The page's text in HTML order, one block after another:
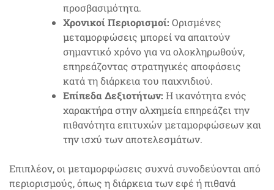
προσβασιμότητα.
Χρονικοί Περιορισμοί: Ορισμένες
μεταμορφώσεις μπορεί να απαιτούν
σημαντικό χρόνο για να ολοκληρωθούν,
επηρεάζοντας στρατηγικές αποφάσεις
κατά τη διάρκεια του παιχνιδιού.
Επίπεδα Δεξιοτήτων: Η ικανότητα ενός
χαρακτήρα στην αλχημεία επηρεάζει την
πιθανότητα επιτυχών μεταμορφώσεων και
την ισχύ των αποτελεσμάτων.
Επιπλέον, οι μεταμορφώσεις συχνά συνοδεύονται από
περιορισμούς, όπως η διάρκεια των εφέ ή πιθανά